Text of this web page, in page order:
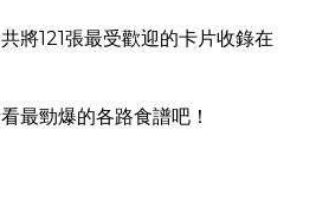
將121張最受歡迎的卡片收錄在
最勁爆的各路食譜吧！